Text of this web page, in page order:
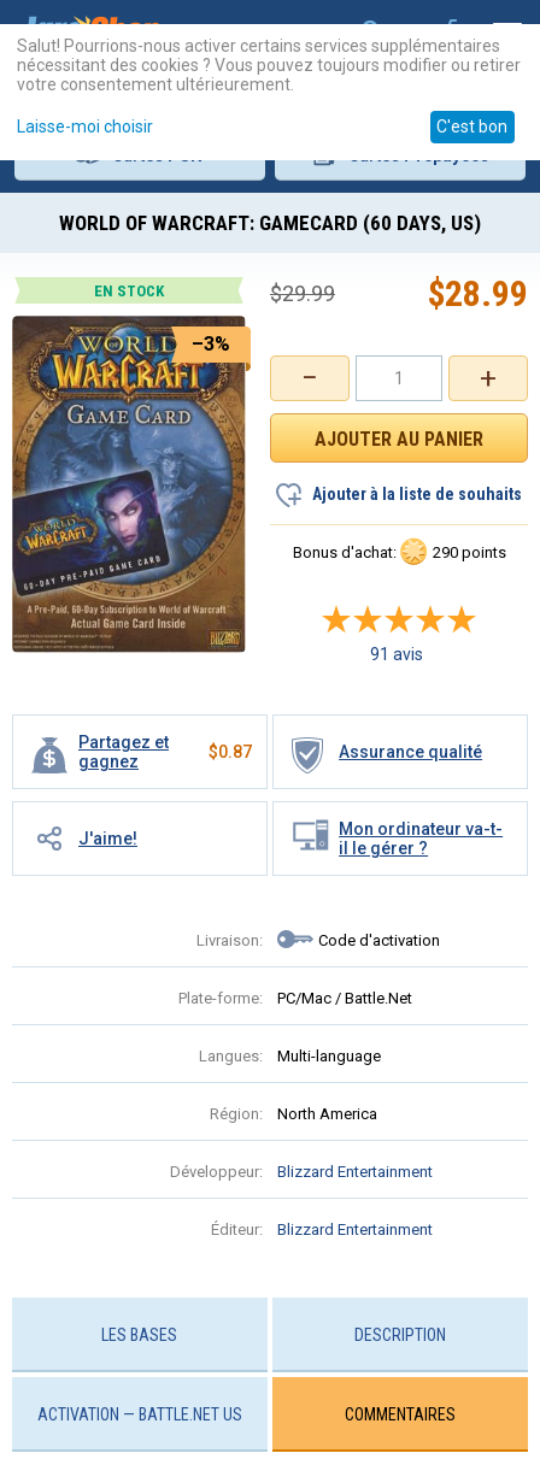
WORLD OF WARCRAFT: GAMECARD (60 DAYS, US)
EN STOCK
–3%
Partagez et
gagnez
$0.87 Assurance qualité
J'aime!
Mon ordinateur va-t-
il le gérer ?
Livraison: Code d'activation
Plate-forme: PC/Mac / Battle.Net
Langues: Multi-language
Région: North America
Développeur: Blizzard Entertainment
Éditeur: Blizzard Entertainment
+
−
$28.99
$29.99
Ajouter à la liste de souhaits
Bonus d'achat: 290 points
91 avis
LES BASES DESCRIPTION
ACTIVATION — BATTLE.NET US COMMENTAIRES
Salut! Pourrions-nous activer certains services supplémentaires
nécessitant des cookies ? Vous pouvez toujours modifier ou retirer
votre consentement ultérieurement.
Laisse-moi choisir C'est bon